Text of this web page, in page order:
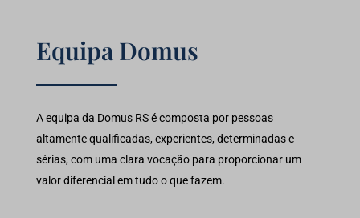
Equipa Domus
A equipa da Domus RS é composta por pessoas
altamente qualificadas, experientes, determinadas e
sérias, com uma clara vocação para proporcionar um
valor diferencial em tudo o que fazem.